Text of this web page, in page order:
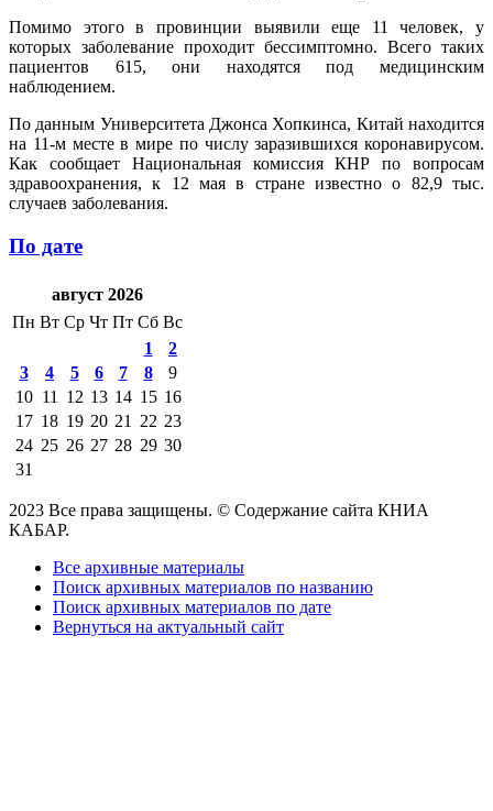
Помимо этого в провинции выявили еще 11 человек, у
которых заболевание проходит бессимптомно. Всего таких
пациентов 615, они находятся под медицинским
наблюдением.
По данным Университета Джонса Хопкинса, Китай находится
на 11-м месте в мире по числу заразившихся коронавирусом.
Как сообщает Национальная комиссия КНР по вопросам
здравоохранения, к 12 мая в стране известно о 82,9 тыс.
случаев заболевания.
По дате
август 2026
Пн Вт Ср Чт Пт Сб Вс
1
2
3
4 5 6 7 8
9
10 11 12 13 14 15 16
17 18 19 20 21 22 23
24 25 26 27 28 29 30
31
2023 Все права защищены. © Содержание сайта КНИА
КАБАР.
Все архивные материалы
Поиск архивных материалов по названию
Поиск архивных материалов по дате
Вернуться на актуальный сайт